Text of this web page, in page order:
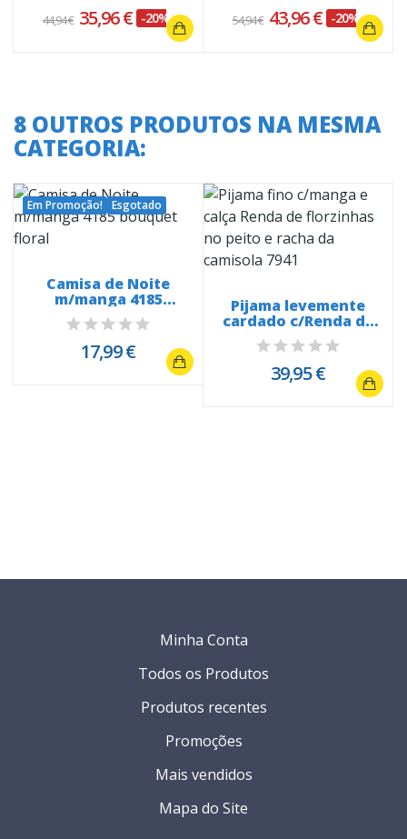
44,94 € 35,96 € -20% 54,94 € 43,96 € -20%
8 OUTROS PRODUTOS NA MESMA
CATEGORIA:
Em Promoção! Esgotado
Camisa de Noite
m/manga 4185
bouquet floral
17,99 €
Pijama levemente
cardado c/Renda de
florzinhas...
39,95 €
Minha Conta
Todos os Produtos
Produtos recentes
Promoções
Mais vendidos
Mapa do Site